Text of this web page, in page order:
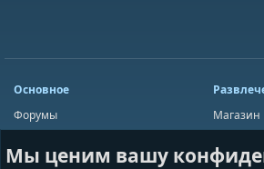
Основное
Форумы
Мини-чат
Ресурсы
Магазин
Лотереи
Мы ценим вашу